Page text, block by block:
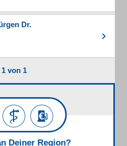
Dr.
1 von 1
Deiner Region?